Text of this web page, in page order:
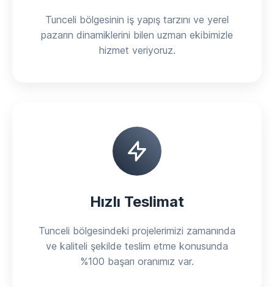
Tunceli bölgesinin iş yapış tarzını ve yerel
pazarın dinamiklerini bilen uzman ekibimizle
hizmet veriyoruz.
Hızlı Teslimat
Tunceli bölgesindeki projelerimizi zamanında
ve kaliteli şekilde teslim etme konusunda
%100 başarı oranımız var.